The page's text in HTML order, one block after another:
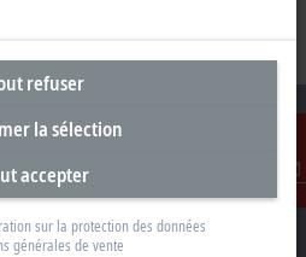
Contact
refuser
la sélection
accepter
sur la protection des données
générales de vente